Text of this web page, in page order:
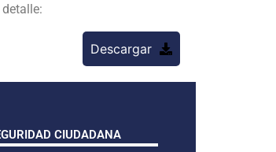
Descargar
CIUDADANA